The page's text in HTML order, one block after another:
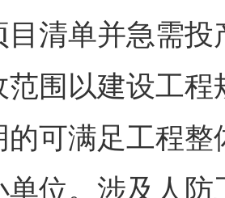
目清单并急需
范围以建设工
的可满足工程
单位。涉及人